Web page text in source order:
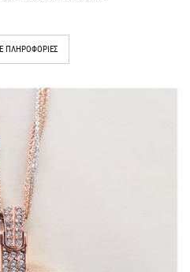
ΠΛΗΡΟΦΟΡΊΕΣ